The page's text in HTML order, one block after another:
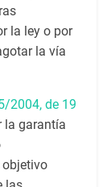
la ley o por
la vía
2004, de 19
la garantía